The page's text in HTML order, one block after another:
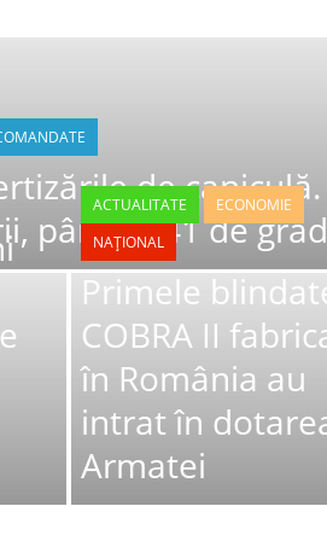
de caniculă.
până la 41 de
ACTUALITATE
ECONOMIE
NAȚIONAL
Primele
COBRA II
în România au
intrat în
Armatei